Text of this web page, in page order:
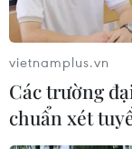
vietnamplus.vn
Các trường
chuẩn xét